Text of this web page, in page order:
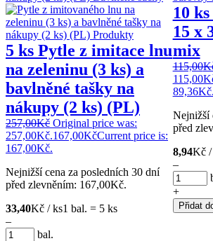
5 ks Pytle z imitace lnu
na zeleninu (3 ks) a
bavlněné tašky na
nákupy (2 ks) (PL)
257,00Kč Original price was:
257,00Kč.167,00KčCurrent price is:
167,00Kč.
Nejnižší cena za posledních 30 dní
před zlevněním: 167,00Kč.
33,40Kč / ks1 bal. = 5 ks
–
bal.
10
15 x
mix
115,00
89,36Kč.
Nejnižší
před
8,94Kč /
–
+
Přidat